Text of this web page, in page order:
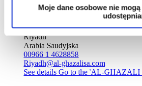
Moje dane osobowe nie
AL-GHAZALI
Olaya
Riyadh
Arabia Saudyjska
00966 1 4628858
Riyadh@al-ghazalisa.com
See details Go to the 'AL-